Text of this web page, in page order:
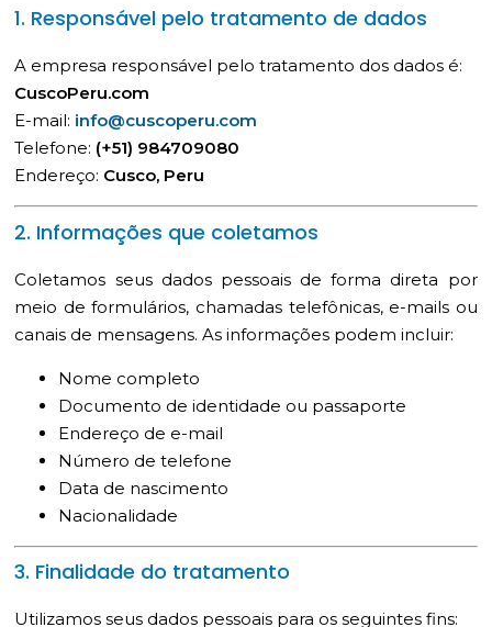
1. Responsável pelo tratamento de dados
A empresa responsável pelo tratamento dos dados é:
CuscoPeru.com
E-mail: info@cuscoperu.com
Telefone: (+51) 984709080
Endereço: Cusco, Peru
2. Informações que coletamos
Coletamos seus dados pessoais de forma direta por
meio de formulários, chamadas telefônicas, e-mails ou
canais de mensagens. As informações podem incluir:
Nome completo
Documento de identidade ou passaporte
Endereço de e-mail
Número de telefone
Data de nascimento
Nacionalidade
3. Finalidade do tratamento
Utilizamos seus dados pessoais para os seguintes fins: